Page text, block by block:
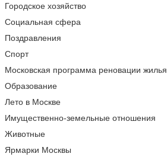
Городское хозяйство
Социальная сфера
Поздравления
Спорт
Московская программа реновации жилья
Образование
Лето в Москве
Имущественно-земельные отношения
Животные
Ярмарки Москвы